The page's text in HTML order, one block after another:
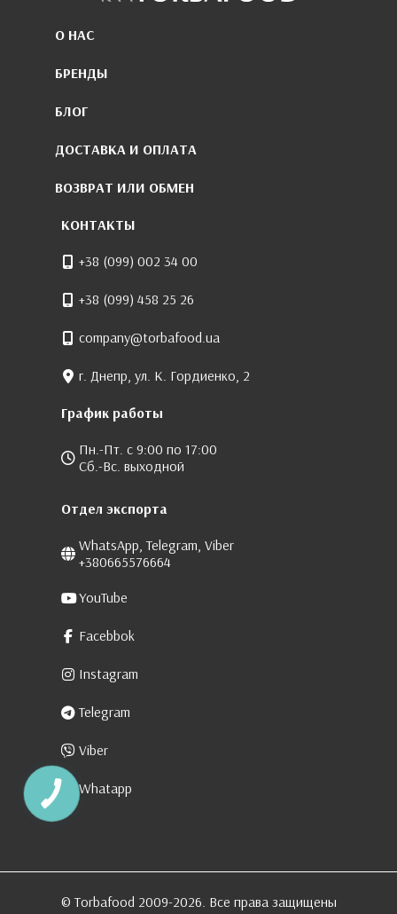
О НАС
БРЕНДЫ
БЛОГ
ДОСТАВКА И ОПЛАТА
ВОЗВРАТ ИЛИ ОБМЕН
КОНТАКТЫ
+38 (099) 002 34 00
+38 (099) 458 25 26
company@torbafood.ua
г. Днепр, ул. К. Гордиенко, 2
График работы
Пн.-Пт. с 9:00 по 17:00
Сб.-Вс. выходной
Отдел экспорта
WhatsApp, Telegram, Viber
+380665576664
YouTube
Facebbok
Instagram
Telegram
Viber
Whatapp
© Torbafood 2009-2026. Все права защищены
КНОПКА
ЗВ'ЯЗКУ